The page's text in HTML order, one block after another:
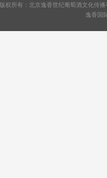
版权所有：北京逸香世纪葡萄酒文化传
逸香国